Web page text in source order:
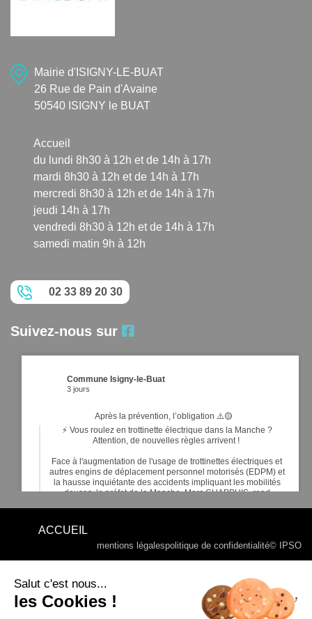
Mairie d'ISIGNY-LE-BUAT
26 Rue de Pain d'Avaine
50540 ISIGNY le BUAT
Accueil
du lundi 8h30 à 12h et de 14h à 17h
mardi 8h30 à 12h et de 14h à 17h
mercredi 8h30 à 12h et de 14h à 17h
jeudi 14h à 17h
vendredi 8h30 à 12h et de 14h à 17h
samedi matin 9h à 12h
02 33 89 20 30
Suivez-nous sur
Commune Isigny-le-Buat
3 jours
Après la prévention, l’obligation ⚠️🟡
⚡ Vous roulez en trottinette électrique dans la Manche ?
Attention, de nouvelles règles arrivent !
Face à l'augmentation de l'usage de trottinettes électriques et
autres engins de déplacement personnel motorisés (EDPM) et
la hausse inquiétante des accidents impliquant les mobilités
douces, le préfet de la Manche, Marc CHAPPUIS, rend
Voir sur Facebook · Partager
20 6 1
RALLYE DE BASSE NORMANDIE 2026 - ©MOTORSERIES -
ACCUEIL
mentions légalespolitique de confidentialité© IPSO
Salut c'est nous...
les Cookies !